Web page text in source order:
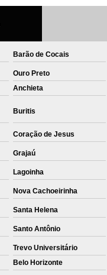
Barão de Cocais
Ouro Preto
Anchieta
Buritis
Coração de Jesus
Grajaú
Lagoinha
Nova Cachoeirinha
Santa Helena
Santo Antônio
Trevo Universitário
Belo Horizonte